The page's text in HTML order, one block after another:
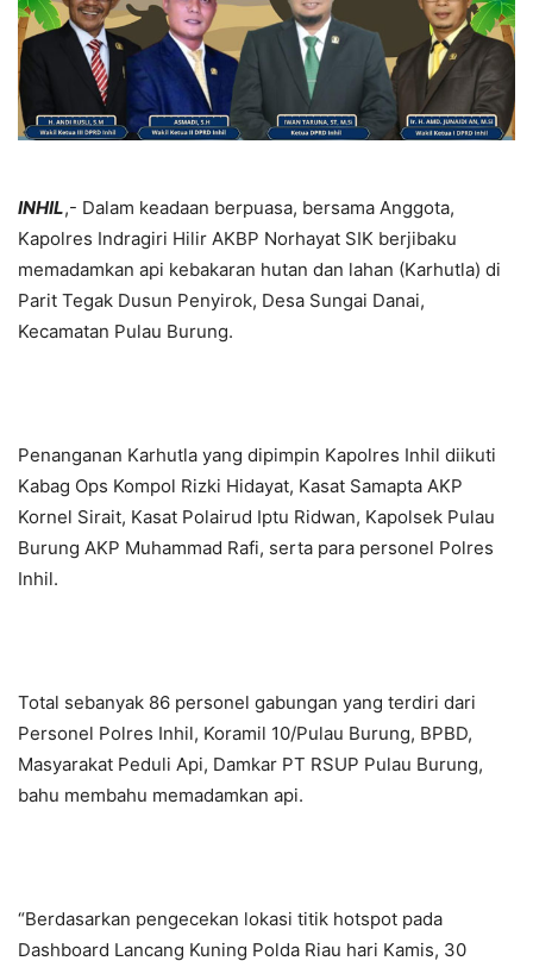
INHIL,- Dalam keadaan berpuasa, bersama Anggota,
Kapolres Indragiri Hilir AKBP Norhayat SIK berjibaku
memadamkan api kebakaran hutan dan lahan (Karhutla) di
Parit Tegak Dusun Penyirok, Desa Sungai Danai,
Kecamatan Pulau Burung.
Penanganan Karhutla yang dipimpin Kapolres Inhil diikuti
Kabag Ops Kompol Rizki Hidayat, Kasat Samapta AKP
Kornel Sirait, Kasat Polairud Iptu Ridwan, Kapolsek Pulau
Burung AKP Muhammad Rafi, serta para personel Polres
Inhil.
Total sebanyak 86 personel gabungan yang terdiri dari
Personel Polres Inhil, Koramil 10/Pulau Burung, BPBD,
Masyarakat Peduli Api, Damkar PT RSUP Pulau Burung,
bahu membahu memadamkan api.
“Berdasarkan pengecekan lokasi titik hotspot pada
Dashboard Lancang Kuning Polda Riau hari Kamis, 30